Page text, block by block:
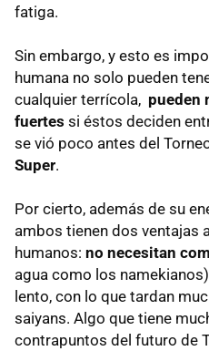
fatiga.
Sin embargo, y esto es
humana no solo pueden
cualquier terrícola, pueden
fuertes si éstos deciden
se vió poco antes del
Super.
Por cierto, además de su
ambos tienen dos ventajas
humanos: no necesitan
agua como los
lento, con lo que tardan
saiyans. Algo que tiene
contrapuntos del futuro de